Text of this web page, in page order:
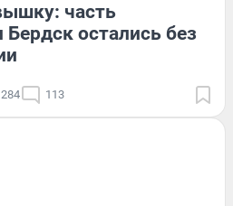
часть
остались без
113